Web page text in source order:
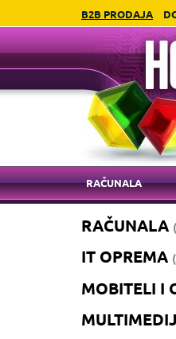
B2B PRODAJA
RAČUNALA
RAČUNALA
IT OPREMA
MOBITELI I